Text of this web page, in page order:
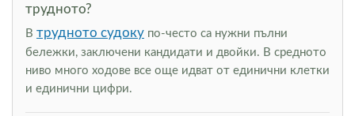
трудното?
В трудното судоку по-често са нужни пълни
бележки, заключени кандидати и двойки. В средното
ниво много ходове все още идват от единични клетки
и единични цифри.